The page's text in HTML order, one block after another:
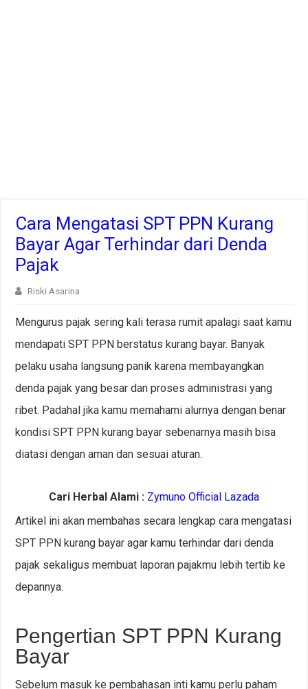
Cara Mengatasi SPT PPN Kurang
Bayar Agar Terhindar dari Denda
Pajak
Riski Asarina
Mengurus pajak sering kali terasa rumit apalagi saat kamu
mendapati SPT PPN berstatus kurang bayar. Banyak
pelaku usaha langsung panik karena membayangkan
denda pajak yang besar dan proses administrasi yang
ribet. Padahal jika kamu memahami alurnya dengan benar
kondisi SPT PPN kurang bayar sebenarnya masih bisa
diatasi dengan aman dan sesuai aturan.
Cari Herbal Alami : Zymuno Official Lazada
Artikel ini akan membahas secara lengkap cara mengatasi
SPT PPN kurang bayar agar kamu terhindar dari denda
pajak sekaligus membuat laporan pajakmu lebih tertib ke
depannya.
Pengertian SPT PPN Kurang
Bayar
Sebelum masuk ke pembahasan inti kamu perlu paham